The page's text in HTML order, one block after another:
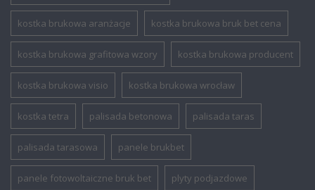
kostka brukowa aranżacje kostka brukowa bruk bet cena
kostka brukowa grafitowa wzory kostka brukowa producent
kostka brukowa visio kostka brukowa wrocław
kostka tetra palisada betonowa palisada taras
palisada tarasowa panele brukbet
panele fotowoltaiczne bruk bet plyty podjazdowe